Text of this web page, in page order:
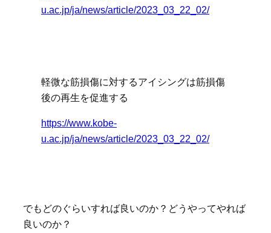
u.ac.jp/ja/news/article/2023_03_22_02/
軽微な筋損傷に対するアイシングは筋損傷
後の再生を促進する
https://www.kobe-
u.ac.jp/ja/news/article/2023_03_22_02/
でもどのぐらいすれば良いのか？どうやってやれば
良いのか？